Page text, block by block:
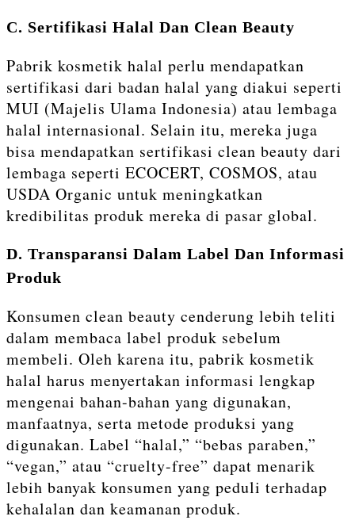
C. Sertifikasi Halal Dan Clean Beauty
Pabrik kosmetik halal perlu mendapatkan
sertifikasi dari badan halal yang diakui seperti
MUI (Majelis Ulama Indonesia) atau lembaga
halal internasional. Selain itu, mereka juga
bisa mendapatkan sertifikasi clean beauty dari
lembaga seperti ECOCERT, COSMOS, atau
USDA Organic untuk meningkatkan
kredibilitas produk mereka di pasar global.
D. Transparansi Dalam Label Dan Informasi
Produk
Konsumen clean beauty cenderung lebih teliti
dalam membaca label produk sebelum
membeli. Oleh karena itu, pabrik kosmetik
halal harus menyertakan informasi lengkap
mengenai bahan-bahan yang digunakan,
manfaatnya, serta metode produksi yang
digunakan. Label “halal,” “bebas paraben,”
“vegan,” atau “cruelty-free” dapat menarik
lebih banyak konsumen yang peduli terhadap
kehalalan dan keamanan produk.